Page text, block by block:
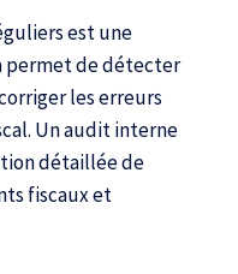
est une
permet de détecter
les erreurs
Un audit interne
détaillée de
fiscaux et